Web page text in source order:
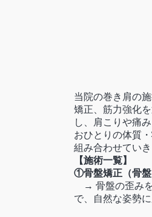
当院の巻き肩の
矯正、筋力強化
し、肩こりや痛
おひとりの体質
組み合わせていき
【施術一覧】
①骨盤矯正（骨盤
→ 骨盤の歪みを
で、自然な姿勢に